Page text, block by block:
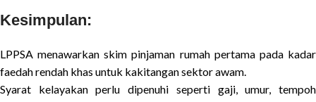
Kesimpulan:
LPPSA menawarkan skim pinjaman rumah pertama pada kadar
faedah rendah khas untuk kakitangan sektor awam.
Syarat kelayakan perlu dipenuhi seperti gaji, umur, tempoh